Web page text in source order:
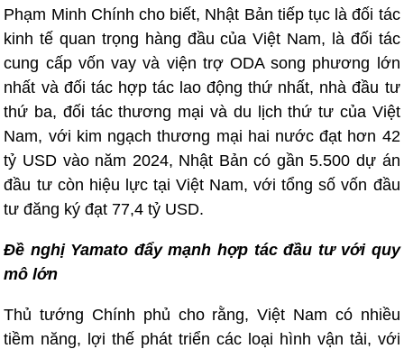
Phạm Minh Chính cho biết, Nhật Bản tiếp tục là đối tác
kinh tế quan trọng hàng đầu của Việt Nam, là đối tác
cung cấp vốn vay và viện trợ ODA song phương lớn
nhất và đối tác hợp tác lao động thứ nhất, nhà đầu tư
thứ ba, đối tác thương mại và du lịch thứ tư của Việt
Nam, với kim ngạch thương mại hai nước đạt hơn 42
tỷ USD vào năm 2024, Nhật Bản có gần 5.500 dự án
đầu tư còn hiệu lực tại Việt Nam, với tổng số vốn đầu
tư đăng ký đạt 77,4 tỷ USD.
Đề nghị Yamato đẩy mạnh hợp tác đầu tư với quy
mô lớn
Thủ tướng Chính phủ cho rằng, Việt Nam có nhiều
tiềm năng, lợi thế phát triển các loại hình vận tải, với